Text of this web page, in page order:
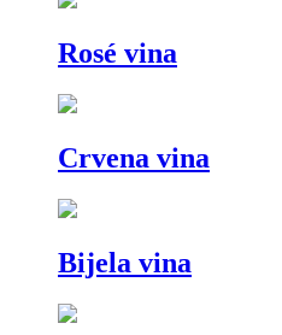
Rosé vina
Crvena vina
Bijela vina